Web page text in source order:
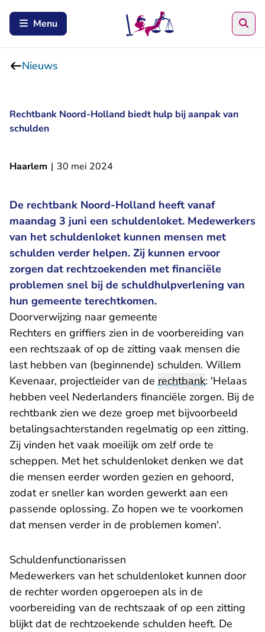
Menu
Nieuws
Rechtbank Noord-Holland biedt hulp bij aanpak van
schulden
Haarlem | 30 mei 2024
De rechtbank Noord-Holland heeft vanaf
maandag 3 juni een schuldenloket. Medewerkers
van het schuldenloket kunnen mensen met
schulden verder helpen. Zij kunnen ervoor
zorgen dat rechtzoekenden met financiële
problemen snel bij de schuldhulpverlening van
hun gemeente terechtkomen.
Doorverwijzing naar gemeente
Rechters en griffiers zien in de voorbereiding van
een rechtszaak of op de zitting vaak mensen die
last hebben van (beginnende) schulden. Willem
Kevenaar, projectleider van de rechtbank: 'Helaas
hebben veel Nederlanders financiële zorgen. Bij de
rechtbank zien we deze groep met bijvoorbeeld
betalingsachterstanden regelmatig op een zitting.
Zij vinden het vaak moeilijk om zelf orde te
scheppen. Met het schuldenloket denken we dat
die mensen eerder worden gezien en gehoord,
zodat er sneller kan worden gewerkt aan een
passende oplossing. Zo hopen we te voorkomen
dat mensen verder in de problemen komen'.
Schuldenfunctionarissen
Medewerkers van het schuldenloket kunnen door
de rechter worden opgeroepen als in de
voorbereiding van de rechtszaak of op een zitting
blijkt dat de rechtzoekende schulden heeft. De